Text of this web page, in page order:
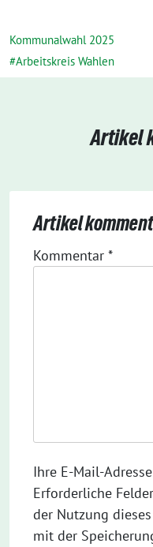
Kommunalwahl 2025
Arbeitskreis Wahlen
Artikel
Artikel
Kommentar *
Ihre E-Mail-
Erforderliche
der Nutzung
mit der